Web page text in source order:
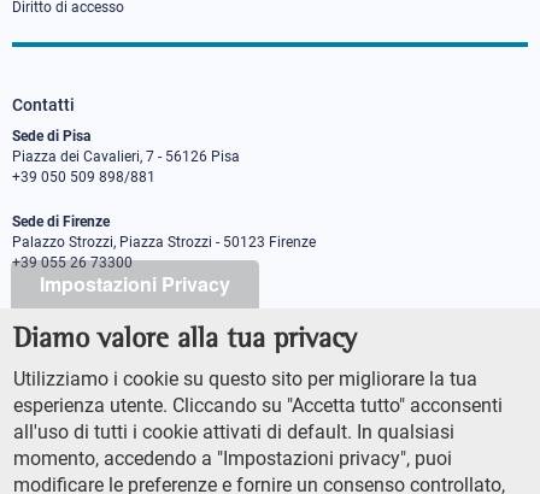
Impostazioni Privacy
Diamo valore alla tua privacy
Utilizziamo i cookie su questo sito per migliorare la tua
esperienza utente. Cliccando su "Accetta tutto" acconsenti
all'uso di tutti i cookie attivati di default. In qualsiasi
momento, accedendo a "Impostazioni privacy", puoi
modificare le preferenze e fornire un consenso controllato,
Diritto di accesso
Contatti
Sede di Pisa
Piazza dei Cavalieri, 7 - 56126 Pisa
+39 050 509 898/881
Sede di Firenze
Palazzo Strozzi, Piazza Strozzi - 50123 Firenze
+39 055 26 73300
PEC protocollo@pec.sns.it
Codice Fiscale 8000 5050507
Ufficio comunicazione
Addetto stampa
URP - Ufficio relazioni con il pubblico